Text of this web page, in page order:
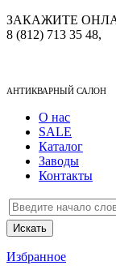
ЗАКАЖИТЕ
8 (812) 713 35 48,
АНТИКВАРНЫЙ САЛОН
О нас
SALE
Каталог
Заводы
Контакты
Избранное